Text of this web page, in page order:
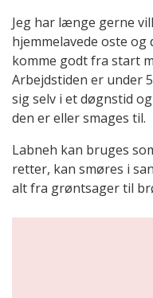
Jeg har længe gerne
hjemmelavede oste
komme godt fra start
Arbejdstiden er under
sig selv i et døgnstid
den er eller smages til.
Labneh kan bruges
retter, kan smøres i
alt fra grøntsager til